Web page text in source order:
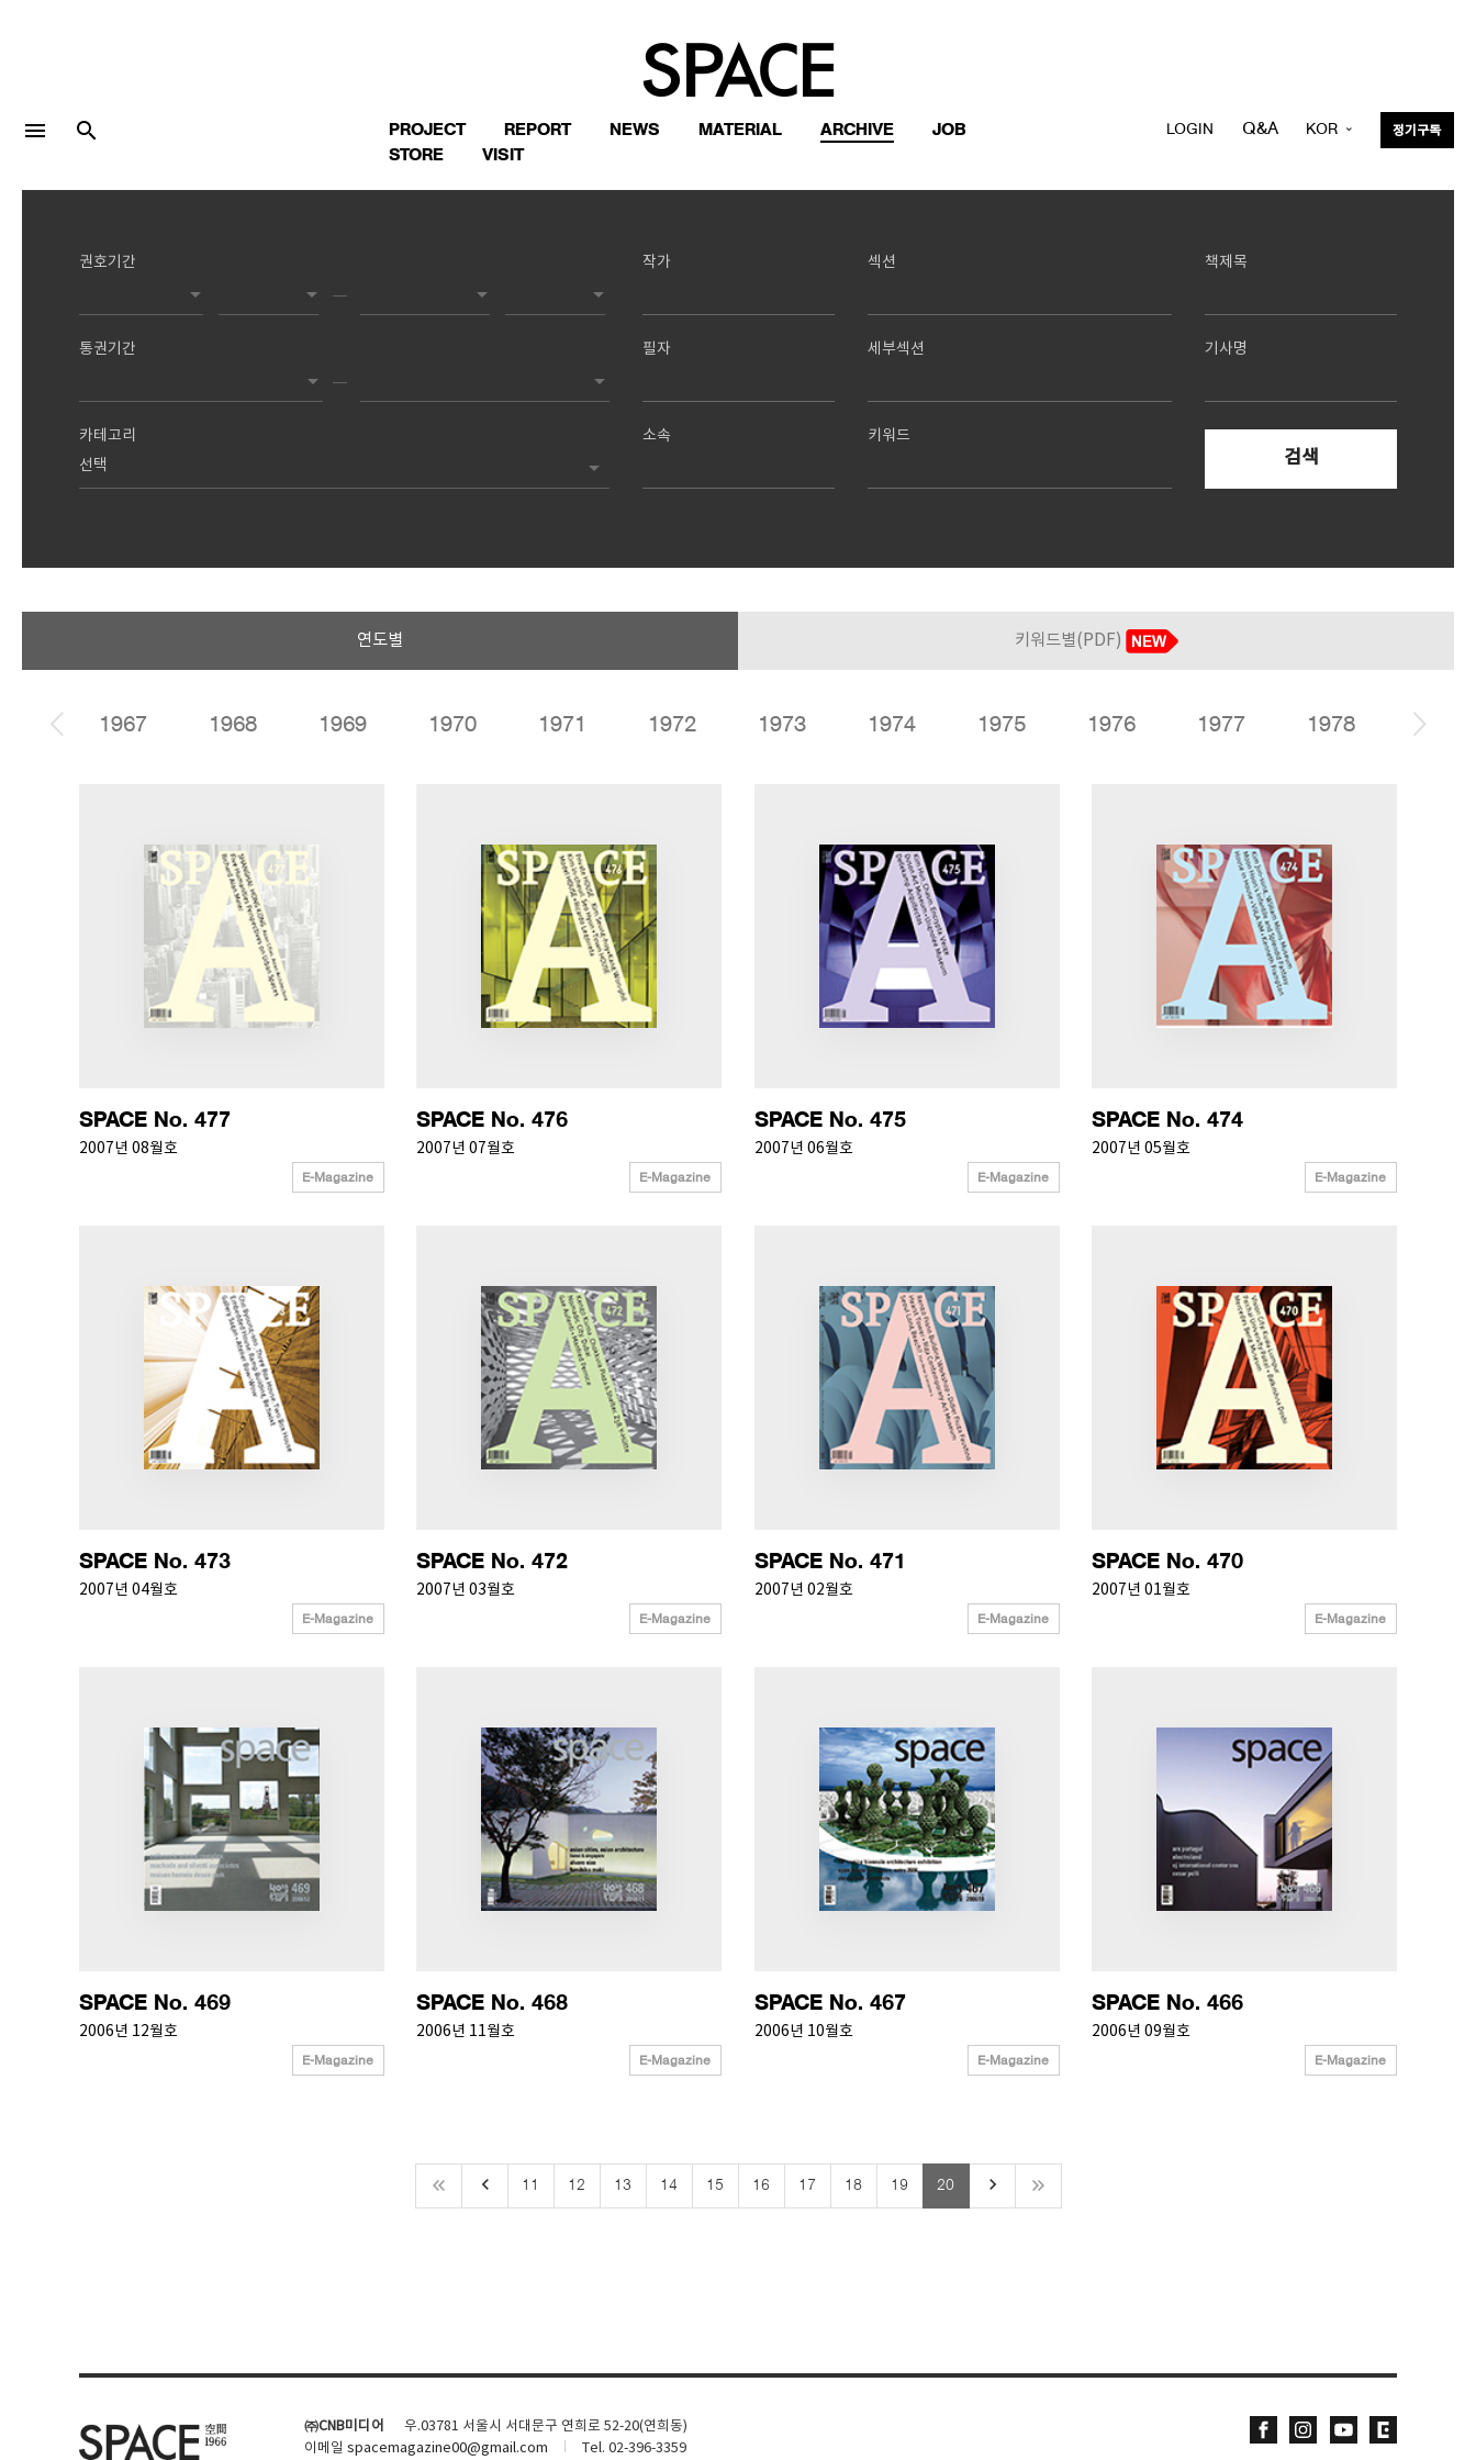
LOGIN
SPACE 소개
광고문의
menu search PROJECT REPORT NEWS MATERIAL ARCHIVE
JOB
STORE
VISIT
LOGIN Q&A KOR 정기구독
권호기간
통권기간
카테고리
작가
필자
소속
섹션
세부섹션
키워드
책제목
기사명
검색
연도별 키워드별(PDF)
1967 1968 1969 1970 1971 1972 1973 1974 1975 1976 1977 1978 1979
SPACE No. 477
2007년 08월호
E-Magazine
SPACE No. 476
2007년 07월호
E-Magazine
SPACE No. 475
2007년 06월호
E-Magazine
SPACE No. 474
2007년 05월호
E-Magazine
SPACE No. 473
2007년 04월호
E-Magazine
SPACE No. 472
2007년 03월호
E-Magazine
SPACE No. 471
2007년 02월호
E-Magazine
SPACE No. 470
2007년 01월호
E-Magazine
SPACE No. 469
2006년 12월호
E-Magazine
SPACE No. 468
2006년 11월호
E-Magazine
SPACE No. 467
2006년 10월호
E-Magazine
SPACE No. 466
2006년 09월호
E-Magazine
keyboard_arrow_left 11 12 13 14 15 16 17 18 19 20 keyboard_arrow_right
㈜CNB미디어
우.03781 서울시 서대문구 연희로 52-20(연희동)
이메일 spacemagazine00@gmail.com Tel. 02-396-3359